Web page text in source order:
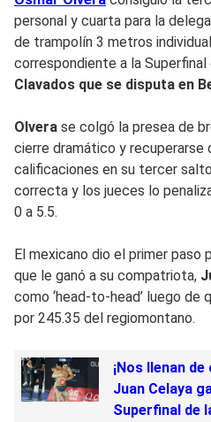
personal y cuarta para la
de trampolín 3 metros
correspondiente a la Superfinal
Clavados que se disputa en
Olvera se colgó la presea de
cierre dramático y recuperarse
calificaciones en su tercer
correcta y los jueces lo
0 a 5.5.
El mexicano dio el primer paso
que le ganó a su compatriota,
como ‘head-to-head’ luego de
por 245.35 del regiomontano.
¡Nos llenan
Juan Celaya
Superfinal de